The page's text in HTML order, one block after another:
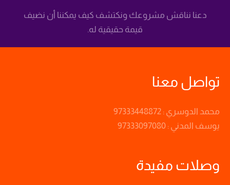
دعنا نناقش مشروعك ونكتشف كيف يمكننا أن نضيف
قيمة حقيقية له.
تواصل معنا
محمد الدوسري : 97333448872
يوسف المدني : 97333097080
وصلات مفيدة